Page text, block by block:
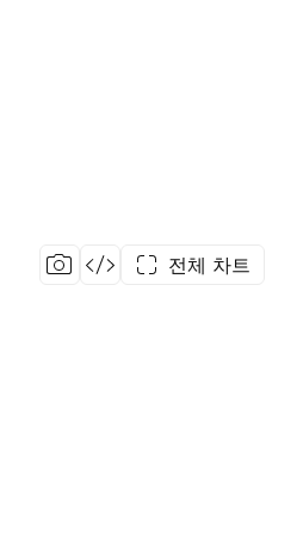
전체 차트